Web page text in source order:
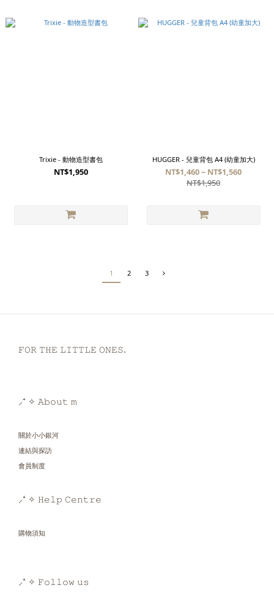
Trixie - 動物造型書包
NT$1,950
HUGGER - 兒童背包 A4 (幼童加大)
NT$1,460 ~ NT$1,560
NT$1,950
1 2 3
𝙵𝙾𝚁 𝚃𝙷𝙴 𝙻𝙸𝚃𝚃𝙻𝙴 𝙾𝙽𝙴𝚂.
⸝⁺ ✧ 𝙰𝚋𝚘𝚞𝚝 𝚖
關於小小銀河
連結與探訪
會員制度
⸝⁺ ✧ 𝙷𝚎𝚕𝚙 𝙲𝚎𝚗𝚝𝚛𝚎
購物須知
⸝⁺ ✧ 𝙵𝚘𝚕𝚕𝚘𝚠 𝚞𝚜